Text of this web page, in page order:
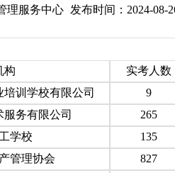
理服务中心 发布时间：2024-08-
构 实考人数
训学校有限公司
9
务有限公司
265
学校
135
管理协会
827